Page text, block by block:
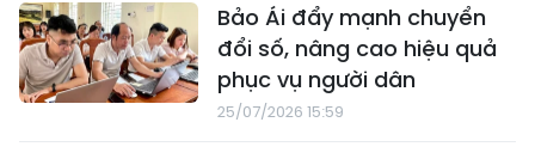
Bảo Ái đẩy mạnh chuyển
đổi số, nâng cao hiệu quả
phục vụ người dân
25/07/2026 15:59